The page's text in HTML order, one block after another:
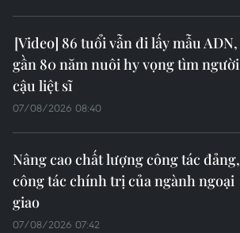
86 tuổi vẫn đi lấy mẫu ADN,
gần 80 năm nuôi hy vọng tìm người
cậu liệt sĩ
07/08/2026 08:40
Nâng cao chất lượng công tác đảng,
công tác chính trị của ngành ngoại
giao
07/08/2026 07:42